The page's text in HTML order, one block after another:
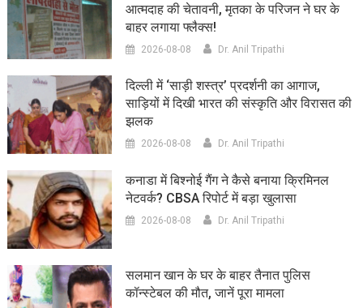
आत्मदाह की चेतावनी, मृतका के परिजन ने घर के
बाहर लगाया फ्लैक्स!
2026-08-08 Dr. Anil Tripathi
दिल्ली में ‘साड़ी शस्त्र’ प्रदर्शनी का आगाज,
साड़ियों में दिखी भारत की संस्कृति और विरासत की
झलक
2026-08-08 Dr. Anil Tripathi
कनाडा में बिश्नोई गैंग ने कैसे बनाया क्रिमिनल
नेटवर्क? CBSA रिपोर्ट में बड़ा खुलासा
2026-08-08 Dr. Anil Tripathi
सलमान खान के घर के बाहर तैनात पुलिस
कॉन्स्टेबल की मौत, जानें पूरा मामला